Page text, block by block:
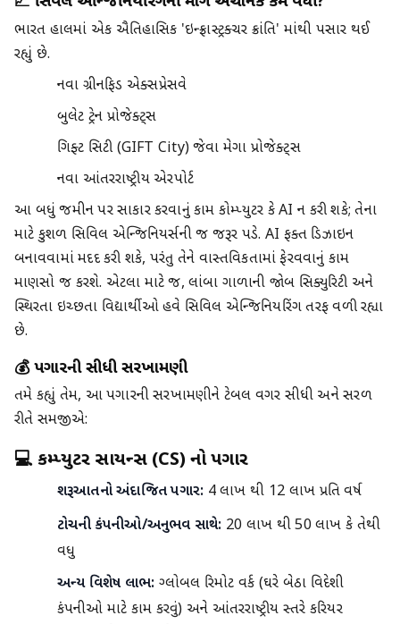
ભારત હાલમાં એક ઐતિહાસિક 'ઇન્ફ્રાસ્ટ્રક્ચર ક્રાંતિ' માંથી પસાર થઈ
રહ્યું છે.
નવા ગ્રીનફિલ્ડ એક્સપ્રેસવે
બુલેટ ટ્રેન પ્રોજેક્ટ્સ
ગિફ્ટ સિટી (GIFT City) જેવા મેગા પ્રોજેક્ટ્સ
નવા આંતરરાષ્ટ્રીય એરપોર્ટ
આ બધું જમીન પર સાકાર કરવાનું કામ કોમ્પ્યુટર કે AI ન કરી શકે; તેના
માટે કુશળ સિવિલ એન્જિનિયર્સની જ જરૂર પડે. AI ફક્ત ડિઝાઇન
બનાવવામાં મદદ કરી શકે, પરંતુ તેને વાસ્તવિકતામાં ફેરવવાનું કામ
માણસો જ કરશે. એટલા માટે જ, લાંબા ગાળાની જોબ સિક્યુરિટી અને
સ્થિરતા ઇચ્છતા વિદ્યાર્થીઓ હવે સિવિલ એન્જિનિયરિંગ તરફ વળી રહ્યા
છે.
💰 પગારની સીધી સરખામણી
તમે કહ્યું તેમ, આ પગારની સરખામણીને ટેબલ વગર સીધી અને સરળ
રીતે સમજીએ:
💻 કમ્પ્યુટર સાયન્સ (CS) નો પગાર
શરૂઆતનો અંદાજિત પગાર: ₹4 લાખ થી ₹12 લાખ પ્રતિ વર્ષ
ટોચની કંપનીઓ/અનુભવ સાથે: ₹20 લાખ થી ₹50 લાખ કે તેથી
વધુ
અન્ય વિશેષ લાભ: ગ્લોબલ રિમોટ વર્ક (ઘરે બેઠા વિદેશી
કંપનીઓ માટે કામ કરવું) અને આંતરરાષ્ટ્રીય સ્તરે કરિયર